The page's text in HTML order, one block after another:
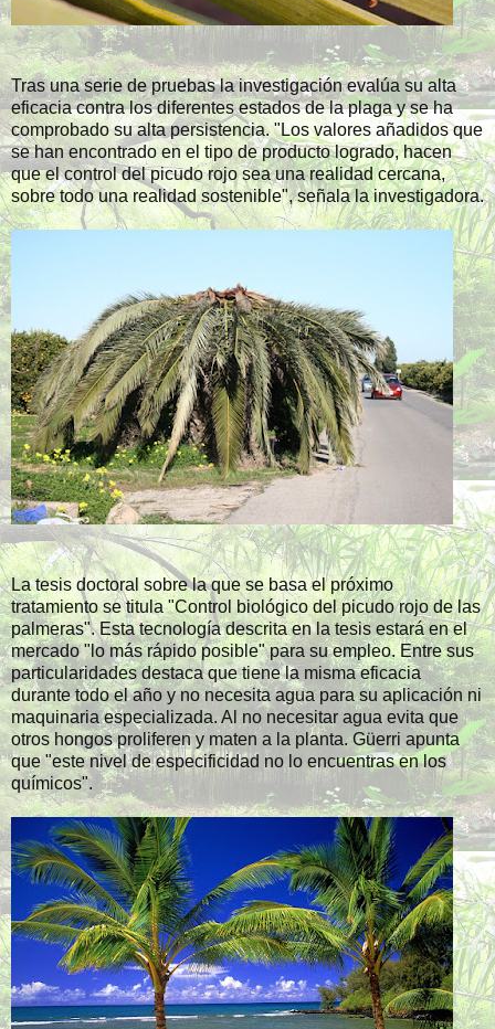
Tras una serie de pruebas la investigación evalúa su alta
eficacia contra los diferentes estados de la plaga y se ha
comprobado su alta persistencia. "Los valores añadidos que
se han encontrado en el tipo de producto logrado, hacen
que el control del picudo rojo sea una realidad cercana,
sobre todo una realidad sostenible", señala la investigadora.
La tesis doctoral sobre la que se basa el próximo
tratamiento se titula "Control biológico del picudo rojo de las
palmeras". Esta tecnología descrita en la tesis estará en el
mercado "lo más rápido posible" para su empleo. Entre sus
particularidades destaca que tiene la misma eficacia
durante todo el año y no necesita agua para su aplicación ni
maquinaria especializada. Al no necesitar agua evita que
otros hongos proliferen y maten a la planta. Güerri apunta
que "este nivel de especificidad no lo encuentras en los
químicos".